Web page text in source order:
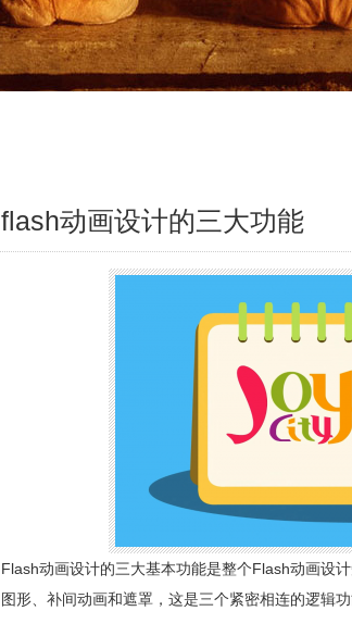
flash动画设计的三大功能
Flash动画设计的三大基本功能是整个Flash动画设
图形、补间动画和遮罩，这是三个紧密相连的逻辑